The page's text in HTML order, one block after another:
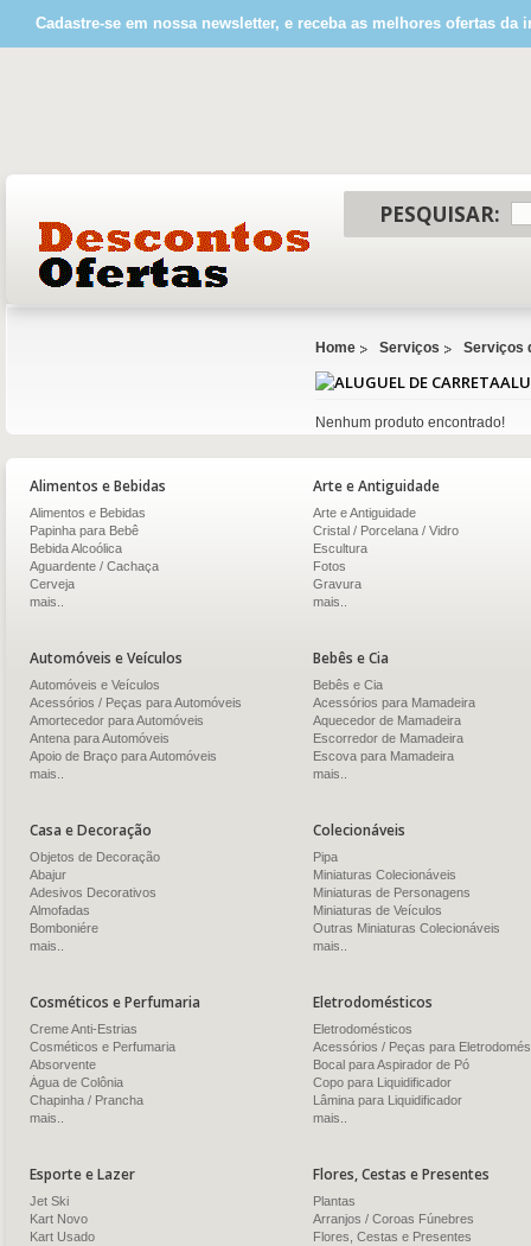
Cadastre-se em nossa newsletter, e receba as melhores ofertas da
PESQUISAR:
Home Serviços Serviços
Nenhum produto encontrado!
Alimentos e Bebidas
Alimentos e Bebidas
Papinha para Bebê
Bebida Alcoólica
Aguardente / Cachaça
Cerveja
mais..
Arte e Antiguidade
Arte e Antiguidade
Cristal / Porcelana / Vidro
Escultura
Fotos
Gravura
mais..
Automóveis e Veículos
Automóveis e Veículos
Acessórios / Peças para Automóveis
Amortecedor para Automóveis
Antena para Automóveis
Apoio de Braço para Automóveis
mais..
Bebês e Cia
Bebês e Cia
Acessórios para Mamadeira
Aquecedor de Mamadeira
Escorredor de Mamadeira
Escova para Mamadeira
mais..
Casa e Decoração
Objetos de Decoração
Abajur
Adesivos Decorativos
Almofadas
Bomboniére
mais..
Colecionáveis
Pipa
Miniaturas Colecionáveis
Miniaturas de Personagens
Miniaturas de Veículos
Outras Miniaturas Colecionáveis
mais..
Cosméticos e Perfumaria
Creme Anti-Estrias
Cosméticos e Perfumaria
Absorvente
Água de Colônia
Chapinha / Prancha
mais..
Eletrodomésticos
Eletrodomésticos
Acessórios / Peças para
Bocal para Aspirador de Pó
Copo para Liquidificador
Lâmina para Liquidificador
mais..
Esporte e Lazer
Jet Ski
Kart Novo
Kart Usado
Flores, Cestas e Presentes
Plantas
Arranjos / Coroas Fúnebres
Flores, Cestas e Presentes